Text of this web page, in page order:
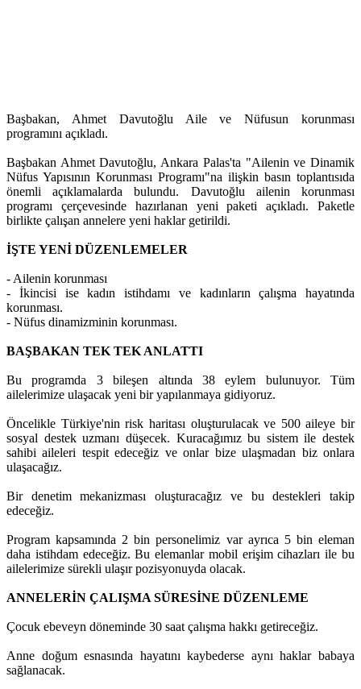
Başbakan, Ahmet Davutoğlu Aile ve Nüfusun korunması
programını açıkladı.
Başbakan Ahmet Davutoğlu, Ankara Palas'ta "Ailenin ve Dinamik
Nüfus Yapısının Korunması Programı"na ilişkin basın toplantısıda
önemli açıklamalarda bulundu. Davutoğlu ailenin korunması
programı çerçevesinde hazırlanan yeni paketi açıkladı. Paketle
birlikte çalışan annelere yeni haklar getirildi.
İŞTE YENİ DÜZENLEMELER
- Ailenin korunması
- İkincisi ise kadın istihdamı ve kadınların çalışma hayatında
korunması.
- Nüfus dinamizminin korunması.
BAŞBAKAN TEK TEK ANLATTI
Bu programda 3 bileşen altında 38 eylem bulunuyor. Tüm
ailelerimize ulaşacak yeni bir yapılanmaya gidiyoruz.
Öncelikle Türkiye'nin risk haritası oluşturulacak ve 500 aileye bir
sosyal destek uzmanı düşecek. Kuracağımız bu sistem ile destek
sahibi aileleri tespit edeceğiz ve onlar bize ulaşmadan biz onlara
ulaşacağız.
Bir denetim mekanizması oluşturacağız ve bu destekleri takip
edeceğiz.
Program kapsamında 2 bin personelimiz var ayrıca 5 bin eleman
daha istihdam edeceğiz. Bu elemanlar mobil erişim cihazları ile bu
ailelerimize sürekli ulaşır pozisyonuyda olacak.
ANNELERİN ÇALIŞMA SÜRESİNE DÜZENLEME
Çocuk ebeveyn döneminde 30 saat çalışma hakkı getireceğiz.
Anne doğum esnasında hayatını kaybederse aynı haklar babaya
sağlanacak.